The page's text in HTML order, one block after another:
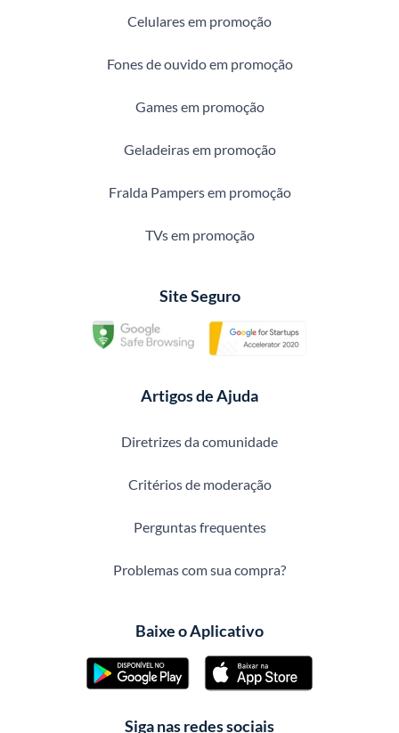
Celulares em promoção
Fones de ouvido em promoção
Games em promoção
Geladeiras em promoção
Fralda Pampers em promoção
TVs em promoção
Site Seguro
Artigos de Ajuda
Diretrizes da comunidade
Critérios de moderação
Perguntas frequentes
Problemas com sua compra?
Baixe o Aplicativo
Siga nas redes sociais